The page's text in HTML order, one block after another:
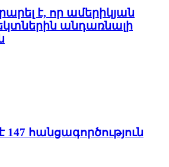
է, որ ամերիկյան
անդառնալի
հանցագործություն